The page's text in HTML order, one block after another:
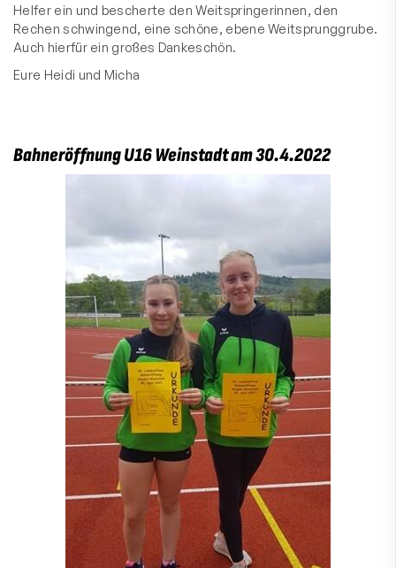
Helfer ein und bescherte den Weitspringerinnen, den
Rechen schwingend, eine schöne, ebene Weitsprunggrube.
Auch hierfür ein großes Dankeschön.
Eure Heidi und Micha
Bahneröffnung U16 Weinstadt am 30.4.2022